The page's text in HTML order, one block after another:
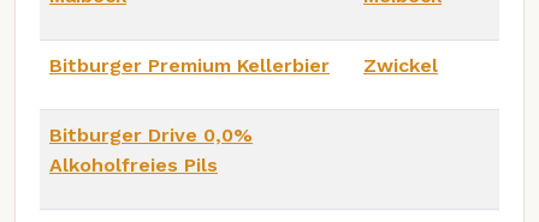
Bitburger Premium Kellerbier Zwickel
Bitburger Drive 0,0%
Alkoholfreies Pils